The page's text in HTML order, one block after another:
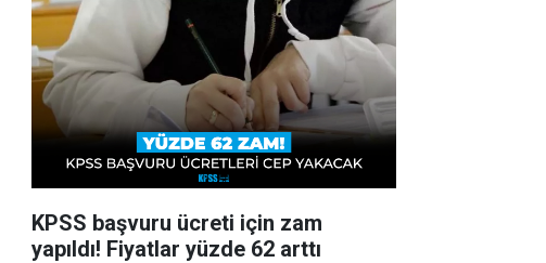
KPSS başvuru ücreti için zam
yapıldı! Fiyatlar yüzde 62 arttı